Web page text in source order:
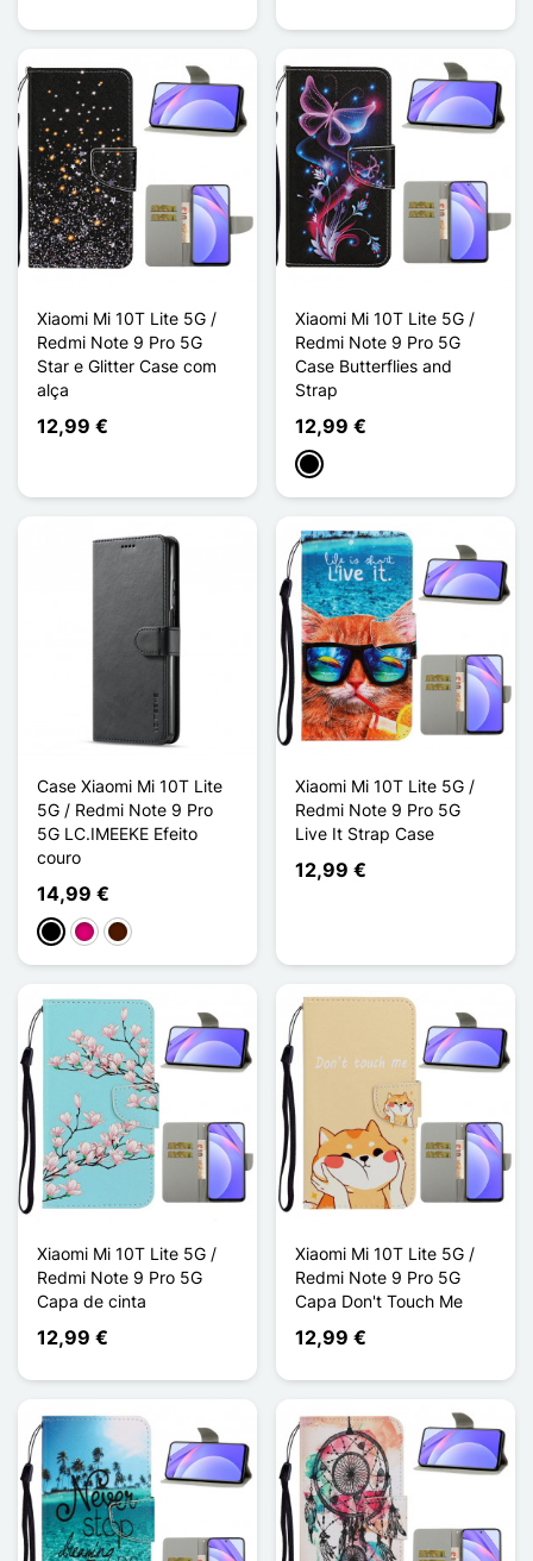
Xiaomi Mi 10T Lite 5G /
Redmi Note 9 Pro 5G
Star e Glitter Case com
alça
12,99 €
Xiaomi Mi 10T Lite 5G /
Redmi Note 9 Pro 5G
Case Butterflies and
Strap
12,99 €
Preto
Case Xiaomi Mi 10T Lite
5G / Redmi Note 9 Pro
5G LC.IMEEKE Efeito
couro
14,99 €
PretoMagentaCastanho escuro
Xiaomi Mi 10T Lite 5G /
Redmi Note 9 Pro 5G
Live It Strap Case
12,99 €
Xiaomi Mi 10T Lite 5G /
Redmi Note 9 Pro 5G
Capa de cinta
12,99 €
Xiaomi Mi 10T Lite 5G /
Redmi Note 9 Pro 5G
Capa Don't Touch Me
12,99 €